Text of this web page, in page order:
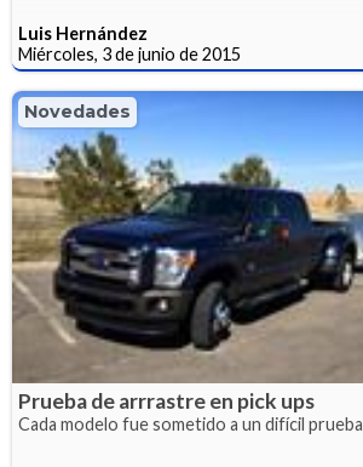
Luis Hernández
Miércoles, 3 de junio de 2015
Novedades
Prueba de arrrastre en pick ups
Cada modelo fue sometido a un difícil prueba